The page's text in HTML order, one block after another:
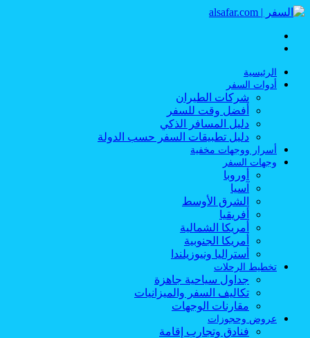
الرئيسية
أدوات السفر
شركات الطيران
أفضل وقت للسفر
دليل المسافر الذكي
دليل تطبيقات السفر حسب الدولة
أسرار ووجهات مخفية
وجهات السفر
أوروبا
آسيا
الشرق الأوسط
أفريقيا
أمريكا الشمالية
أمريكا الجنوبية
أستراليا ونيوزيلندا
تخطيط الرحلات
جداول سياحية جاهزة
تكاليف السفر والميزانيات
مقارنات الوجهات
عروض وحجوزات
فنادق وتجارب إقامة